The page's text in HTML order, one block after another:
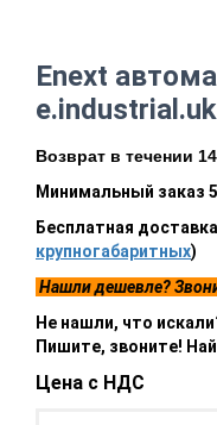
Enext
Возврат в течении
Минимальный заказ
Бесплатная
крупногабаритных)
Нашли дешевле?
Не нашли, что
Пишите, звоните!
Цена с НДС